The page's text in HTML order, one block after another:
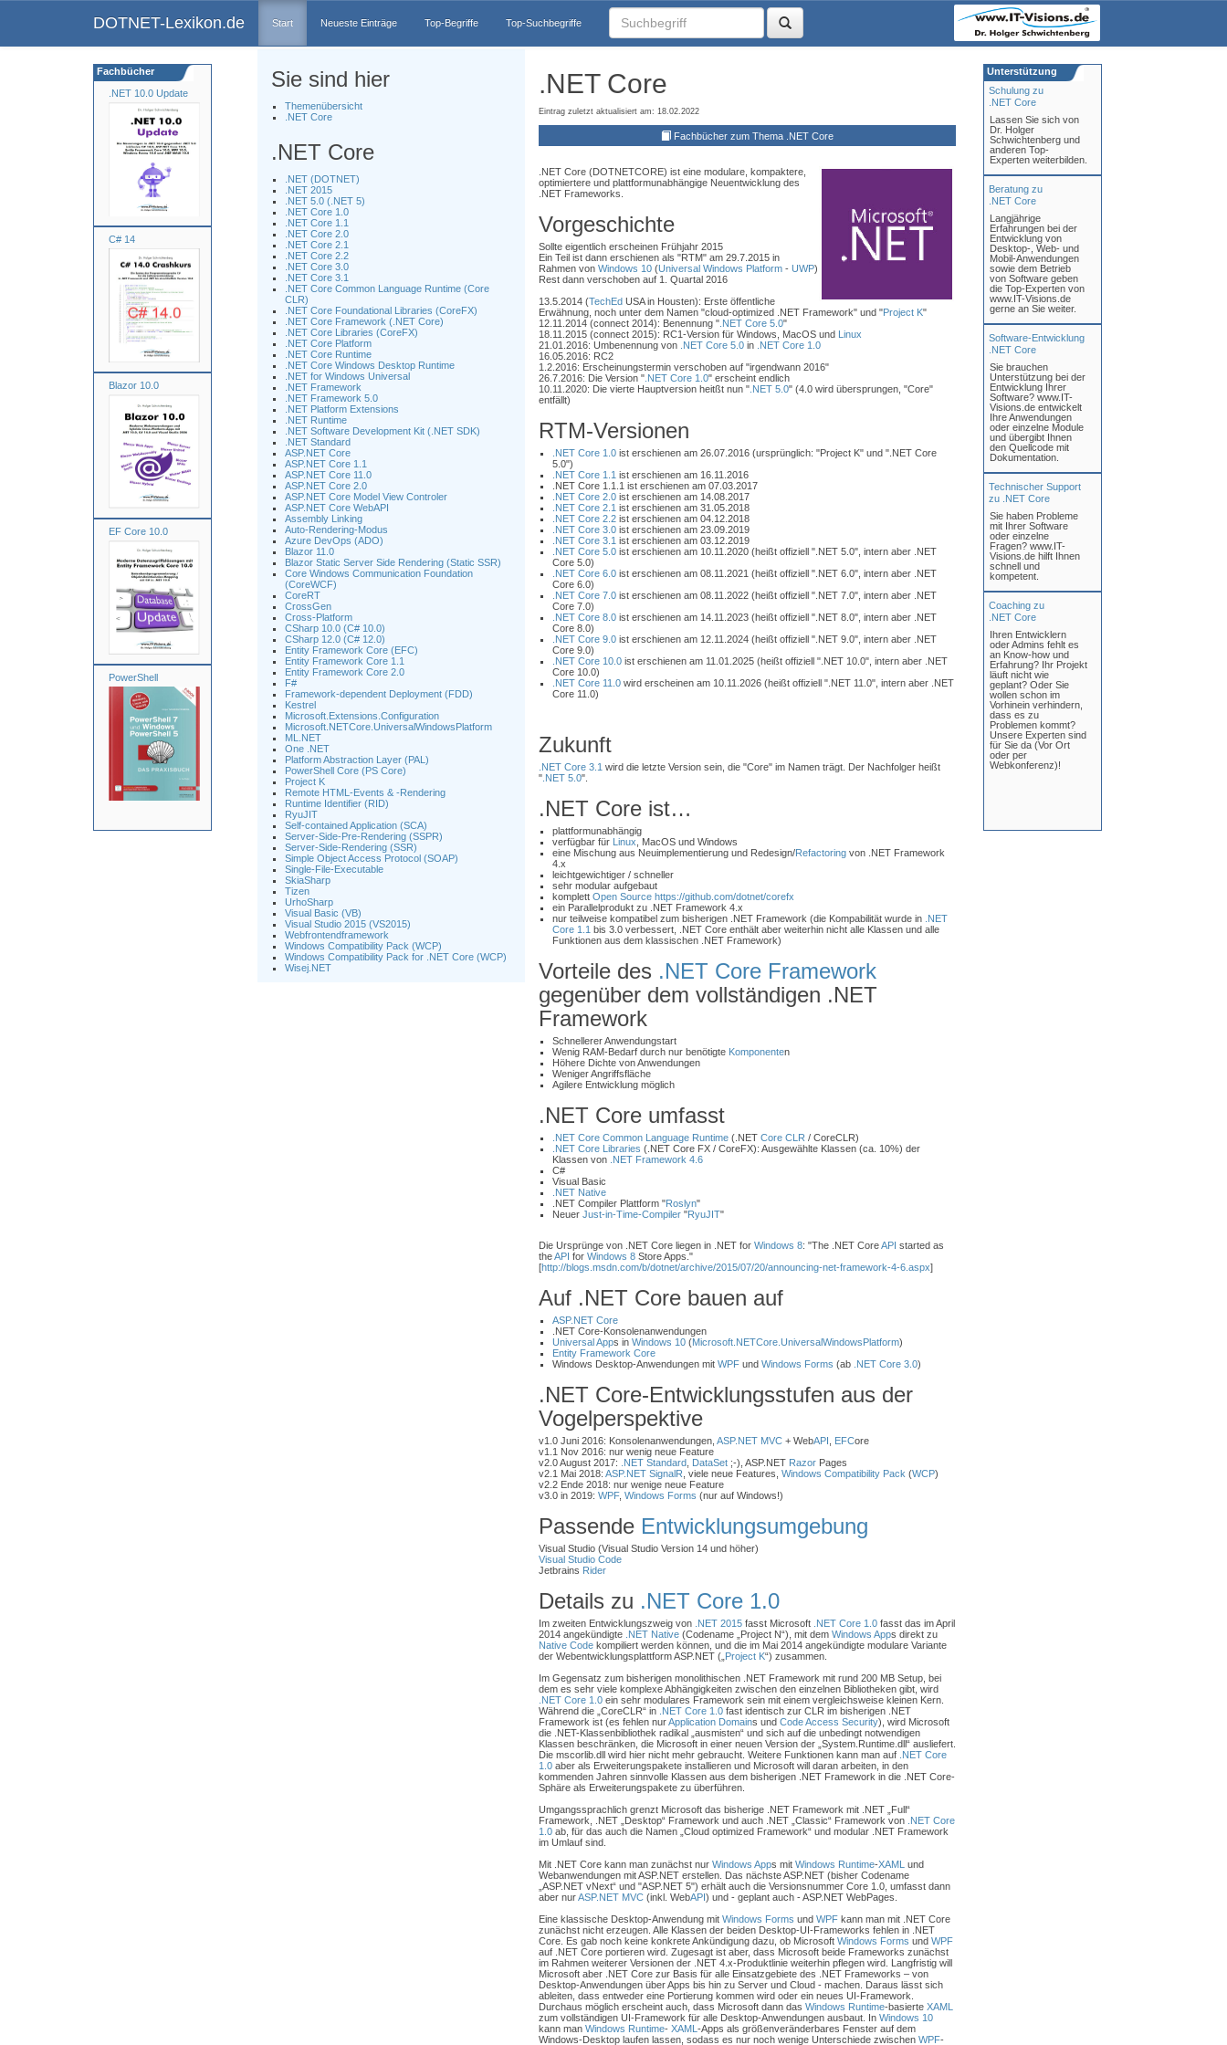
DOTNET-Lexikon.de Start Neueste Einträge Top-Begriffe Top-Suchbegriffe
.NET 10.0 Update
C# 14
Blazor 10.0
EF Core 10.0
PowerShell
Fachbücher Sie sind hier
Themenübersicht
.NET Core
.NET Core
.NET (DOTNET)
.NET 2015
.NET 5.0 (.NET 5)
.NET Core 1.0
.NET Core 1.1
.NET Core 2.0
.NET Core 2.1
.NET Core 2.2
.NET Core 3.0
.NET Core 3.1
.NET Core Common Language Runtime (Core
CLR)
.NET Core Foundational Libraries (CoreFX)
.NET Core Framework (.NET Core)
.NET Core Libraries (CoreFX)
.NET Core Platform
.NET Core Runtime
.NET Core Windows Desktop Runtime
.NET for Windows Universal
.NET Framework
.NET Framework 5.0
.NET Platform Extensions
.NET Runtime
.NET Software Development Kit (.NET SDK)
.NET Standard
ASP.NET Core
ASP.NET Core 1.1
ASP.NET Core 11.0
ASP.NET Core 2.0
ASP.NET Core Model View Controler
ASP.NET Core WebAPI
Assembly Linking
Auto-Rendering-Modus
Azure DevOps (ADO)
Blazor 11.0
Blazor Static Server Side Rendering (Static SSR)
Core Windows Communication Foundation
(CoreWCF)
CoreRT
CrossGen
Cross-Platform
CSharp 10.0 (C# 10.0)
CSharp 12.0 (C# 12.0)
Entity Framework Core (EFC)
Entity Framework Core 1.1
Entity Framework Core 2.0
F#
Framework-dependent Deployment (FDD)
Kestrel
Microsoft.Extensions.Configuration
Microsoft.NETCore.UniversalWindowsPlatform
ML.NET
One .NET
Platform Abstraction Layer (PAL)
PowerShell Core (PS Core)
Project K
Remote HTML-Events & -Rendering
Runtime Identifier (RID)
RyuJIT
Self-contained Application (SCA)
Server-Side-Pre-Rendering (SSPR)
Server-Side-Rendering (SSR)
Simple Object Access Protocol (SOAP)
Single-File-Executable
SkiaSharp
Tizen
UrhoSharp
Visual Basic (VB)
Visual Studio 2015 (VS2015)
Webfrontendframework
Windows Compatibility Pack (WCP)
Windows Compatibility Pack for .NET Core (WCP)
Wisej.NET
.NET Core
Eintrag zuletzt aktualisiert am: 18.02.2022
Fachbücher zum Thema .NET Core
.NET Core (DOTNETCORE) ist eine modulare, kompaktere,
optimiertere und plattformunabhängige Neuentwicklung des
.NET Frameworks.
Vorgeschichte
Sollte eigentlich erscheinen Frühjahr 2015
Ein Teil ist dann erschienen als "RTM" am 29.7.2015 in
Rahmen von Windows 10(Universal Windows Platform- UWP)
Rest dann verschoben auf 1. Quartal 2016
13.5.2014 (TechEdUSA in Housten): Erste öffentliche
Erwähnung, noch unter dem Namen "cloud-optimized .NET Framework" und "Project K"
12.11.2014 (connect 2014): Benennung ".NET Core 5.0"
18.11.2015 (connect 2015): RC1-Version für Windows, MacOS und Linux
21.01.2016: Umbenennung von .NET Core 5.0in .NET Core 1.0
16.05.2016: RC2
1.2.2016: Erscheinungstermin verschoben auf "irgendwann 2016"
26.7.2016: Die Version ".NET Core 1.0" erscheint endlich
10.11.2020: Die vierte Hauptversion heitßt nun ".NET 5.0" (4.0 wird übersprungen, "Core"
entfällt)
RTM-Versionen
.NET Core 1.0ist erschienen am 26.07.2016 (ursprünglich: "Project K" und ".NET Core
5.0")
.NET Core 1.1 ist erschienen am 16.11.2016
.NET Core 1.1.1 ist erschienen am 07.03.2017
.NET Core 2.0ist erschienen am 14.08.2017
.NET Core 2.1 ist erschienen am 31.05.2018
.NET Core 2.2ist erschienen am 04.12.2018
.NET Core 3.0ist erschienen am 23.09.2019
.NET Core 3.1 ist erschienen am 03.12.2019
.NET Core 5.0ist erschienen am 10.11.2020 (heißt offiziell ".NET 5.0", intern aber .NET
Core 5.0)
.NET Core 6.0ist erschienen am 08.11.2021 (heißt offiziell ".NET 6.0", intern aber .NET
Core 6.0)
.NET Core 7.0ist erschienen am 08.11.2022 (heißt offiziell ".NET 7.0", intern aber .NET
Core 7.0)
.NET Core 8.0ist erschienen am 14.11.2023 (heißt offiziell ".NET 8.0", intern aber .NET
Core 8.0)
.NET Core 9.0ist erschienen am 12.11.2024 (heißt offiziell ".NET 9.0", intern aber .NET
Core 9.0)
.NET Core 10.0ist erschienen am 11.01.2025 (heißt offiziell ".NET 10.0", intern aber .NET
Core 10.0)
.NET Core 11.0wird erscheinen am 10.11.2026 (heißt offiziell ".NET 11.0", intern aber .NET
Core 11.0)
Zukunft
.NET Core 3.1 wird die letzte Version sein, die "Core" im Namen trägt. Der Nachfolger heißt
".NET 5.0".
.NET Core ist…
plattformunabhängig
verfügbar für Linux , MacOS und Windows
eine Mischung aus Neuimplementierung und Redesign/Refactoringvon .NET Framework
4.x
leichtgewichtiger / schneller
sehr modular aufgebaut
komplett Open Source https://github.com/dotnet/corefx
ein Parallelprodukt zu .NET Framework 4.x
nur teilweise kompatibel zum bisherigen .NET Framework (die Kompabilität wurde in .NET
Core 1.1 bis 3.0 verbessert, .NET Core enthält aber weiterhin nicht alle Klassen und alle
Funktionen aus dem klassischen .NET Framework)
Vorteile des .NET Core Framework
gegenüber dem vollständigen .NET
Framework
Schnellerer Anwendungstart
Wenig RAM-Bedarf durch nur benötigte Komponenten
Höhere Dichte von Anwendungen
Weniger Angriffsfläche
Agilere Entwicklung möglich
.NET Core umfasst
.NET Core Common Language Runtime(.NET Core CLR / CoreCLR)
.NET Core Libraries (.NET Core FX / CoreFX): Ausgewählte Klassen (ca. 10%) der
Klassen von .NET Framework 4.6
C#
Visual Basic
.NET Native
.NET Compiler Plattform "Roslyn"
Neuer Just-in-Time-Compiler"RyuJIT"
Die Ursprünge von .NET Core liegen in .NET for Windows 8: "The .NET CoreAPI started as
theAPI for Windows 8Store Apps."
[http://blogs.msdn.com/b/dotnet/archive/2015/07/20/announcing-net-framework-4-6.aspx]
Auf .NET Core bauen auf
ASP.NET Core
.NET Core-Konsolenanwendungen
Universal Apps in Windows 10(Microsoft.NETCore.UniversalWindowsPlatform)
Entity Framework Core
Windows Desktop-Anwendungen mit WPFund Windows Forms (ab .NET Core 3.0)
.NET Core-Entwicklungsstufen aus der
Vogelperspektive
v1.0 Juni 2016: Konsolenanwendungen, ASP.NET MVC+ WebAPI EFCore
v1.1 Nov 2016: nur wenig neue Feature
v2.0 August 2017:
.NET Standard, DataSet;-), ASP.NET RazorPages
v2.1 Mai 2018: ASP.NET SignalR , viele neue Features, Windows Compatibility Pack (WCP)
v2.2 Ende 2018: nur wenige neue Feature
v3.0 in 2019: WPF, Windows Forms (nur auf Windows!)
Passende Entwicklungsumgebung
Visual Studio (Visual Studio Version 14 und höher)
Visual Studio Code
Jetbrains Rider
Details zu .NET Core 1.0
Im zweiten Entwicklungszweig von .NET 2015fasst Microsoft .NET Core 1.0fasst das im April
2014 angekündigte .NET Native(Codename „Project N“), mit dem Windows Apps direkt zu
Native Codekompiliert werden können, und die im Mai 2014 angekündigte modulare Variante
der Webentwicklungsplattform ASP.NET („ Project K“) zusammen.
Im Gegensatz zum bisherigen monolithischen .NET Framework mit rund 200 MB Setup, bei
dem es sehr viele komplexe Abhängigkeiten zwischen den einzelnen Bibliotheken gibt, wird
.NET Core 1.0ein sehr modulares Framework sein mit einem vergleichsweise kleinen Kern.
Während die „CoreCLR“ in .NET Core 1.0fast identisch zur CLR im bisherigen .NET
Framework ist (es fehlen nurApplication Domains und Code Access Security), wird Microsoft
die .NET-Klassenbibliothek radikal „ausmisten“ und sich auf die unbedingt notwendigen
Klassen beschränken, die Microsoft in einer neuen Version der „System.Runtime.dll“ ausliefert.
Die mscorlib.dll wird hier nicht mehr gebraucht. Weitere Funktionen kann man auf .NET Core
1.0aber als Erweiterungspakete installieren und Microsoft will daran arbeiten, in den
kommenden Jahren sinnvolle Klassen aus dem bisherigen .NET Framework in die .NET Core-
Sphäre als Erweiterungspakete zu überführen.
Umgangssprachlich grenzt Microsoft das bisherige .NET Framework mit .NET „Full“
Framework, .NET „Desktop“ Framework und auch .NET „Classic“ Framework von .NET Core
1.0ab, für das auch die Namen „Cloud optimized Framework“ und modular .NET Framework
im Umlauf sind.
Mit .NET Core kann man zunächst nur Windows Apps mit Windows Runtime-XAML und
Webanwendungen mit ASP.NET erstellen. Das nächste ASP.NET (bisher Codename
„ASP.NET vNext“ und "ASP.NET 5") erhält auch die Versionsnummer Core 1.0, umfasst dann
aber nurASP.NET MVC(inkl. WebAPI) und - geplant auch - ASP.NET WebPages.
Eine klassische Desktop-Anwendung mit Windows Forms und WPFkann man mit .NET Core
zunächst nicht erzeugen. Alle Klassen der beiden Desktop-UI-Frameworks fehlen in .NET
Core. Es gab noch keine konkrete Ankündigung dazu, ob Microsoft Windows Forms und WPF
auf .NET Core portieren wird. Zugesagt ist aber, dass Microsoft beide Frameworks zunächst
im Rahmen weiterer Versionen der .NET 4.x-Produktlinie weiterhin pflegen wird. Langfristig will
Microsoft aber .NET Core zur Basis für alle Einsatzgebiete des .NET Frameworks – von
Desktop-Anwendungen über Apps bis hin zu Server und Cloud - machen. Daraus lässt sich
ableiten, dass entweder eine Portierung kommen wird oder ein neues UI-Framework.
Durchaus möglich erscheint auch, dass Microsoft dann das Windows Runtime-basierte XAML
zum vollständigen UI-Framework für alle Desktop-Anwendungen ausbaut. In Windows 10
kann man Windows Runtime- XAML -Apps als größenveränderbares Fenster auf dem
Windows-Desktop laufen lassen, sodass es nur noch wenige Unterschiede zwischen WPF-
Schulung zu
.NET Core
Lassen Sie sich von
Dr. Holger
Schwichtenberg und
anderen Top-
Experten weiterbilden.
Beratung zu
.NET Core
Langjährige
Erfahrungen bei der
Entwicklung von
Desktop-, Web- und
Mobil-Anwendungen
sowie dem Betrieb
von Software geben
die Top-Experten von
www.IT-Visions.de
gerne an Sie weiter.
Software-Entwicklung
.NET Core
Sie brauchen
Unterstützung bei der
Entwicklung Ihrer
Software? www.IT-
Visions.de entwickelt
Ihre Anwendungen
oder einzelne Module
und übergibt Ihnen
den Quellcode mit
Dokumentation.
Technischer Support
zu .NET Core
Sie haben Probleme
mit Ihrer Software
oder einzelne
Fragen? www.IT-
Visions.de hilft Ihnen
schnell und
kompetent.
Coaching zu
.NET Core
Ihren Entwicklern
oder Admins fehlt es
an Know-how und
Erfahrung? Ihr Projekt
läuft nicht wie
geplant? Oder Sie
wollen schon im
Vorhinein verhindern,
dass es zu
Problemen kommt?
Unsere Experten sind
für Sie da (Vor Ort
oder per
Webkonferenz)!
Unterstützung